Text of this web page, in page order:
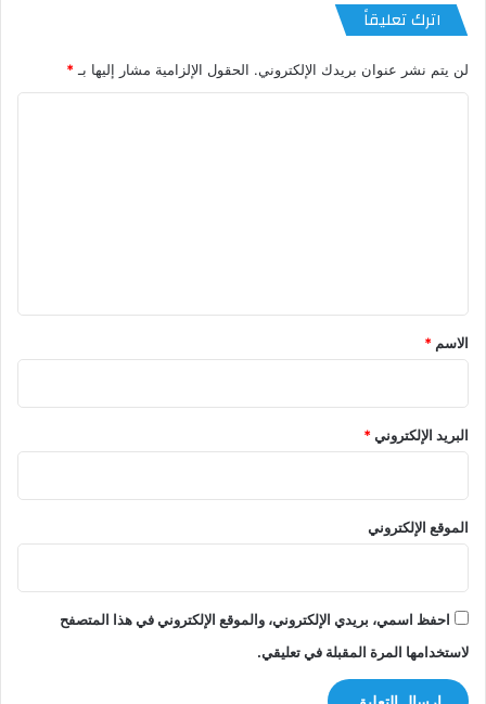
اترك تعليقاً
لن يتم نشر عنوان بريدك الإلكتروني. الحقول الإلزامية مشار إليها بـ *
*
الاسم *
البريد الإلكتروني*
الموقع الإلكتروني
احفظ اسمي، بريدي الإلكتروني، والموقع الإلكتروني في هذا المتصفح
لاستخدامها المرة المقبلة في تعليقي.